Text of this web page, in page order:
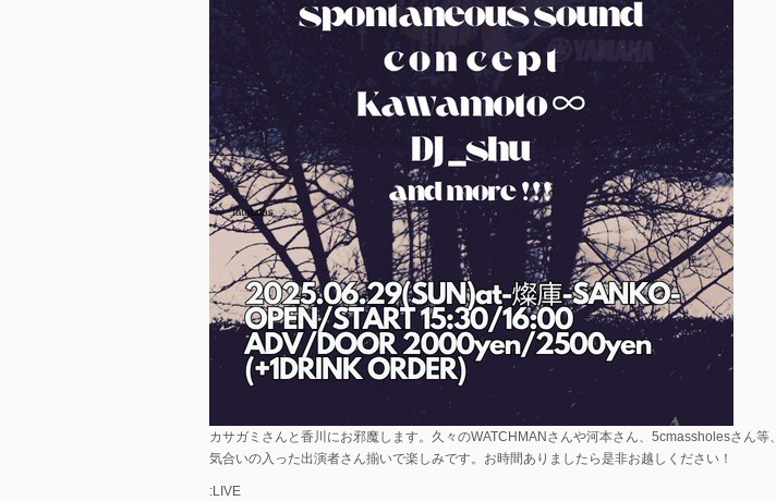
カサガミさんと香川にお邪魔します。久々のWATCHMANさんや河本さん、5cmassholesさん等、
気合いの入った出演者さん揃いで楽しみです。お時間ありましたら是非お越しください！
:LIVE